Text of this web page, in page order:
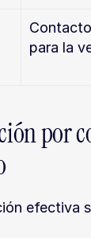
para la
por
efectiva